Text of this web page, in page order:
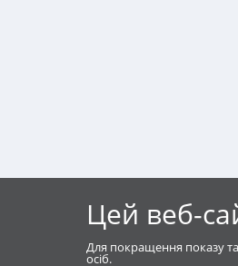
Цей веб-
Для покращення показу
осіб.